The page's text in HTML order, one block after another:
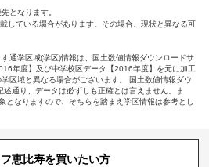
となります。
している場合があります。その場合、現状と異なる可
通学区域(学区)情報は、国土数値情報ダウンロードサ
年度】及び中学校区データ【2016年度】を元に加工
区域と異なる場合がございます。 国土数値情報ダウ
通り、データは必ずしも正確とは言えません。ま
となりますので、そちらを踏まえ学区情報は参考とし
恵比寿を買いたい方